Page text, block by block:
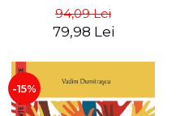
Nicolescu, Ciprian
Nicolescu
94,09 Lei
79,98 Lei
-15%